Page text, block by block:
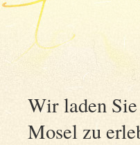
Wir laden
Mosel zu